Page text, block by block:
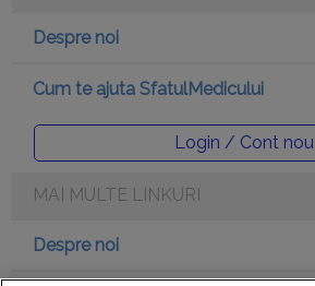
Despre noi
Cum te ajuta SfatulMedicului
Login / Cont nou
MAI MULTE LINKURI
Despre noi